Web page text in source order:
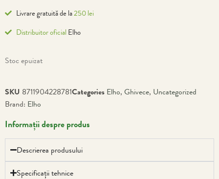
Livrare gratuită de la250 lei
Distribuitor oficial Elho
Stoc epuizat
SKU 8711904228781Categories Elho, Ghivece, Uncategorized
Brand: Elho
Informații despre produs
Descrierea produsului
Specificații tehnice